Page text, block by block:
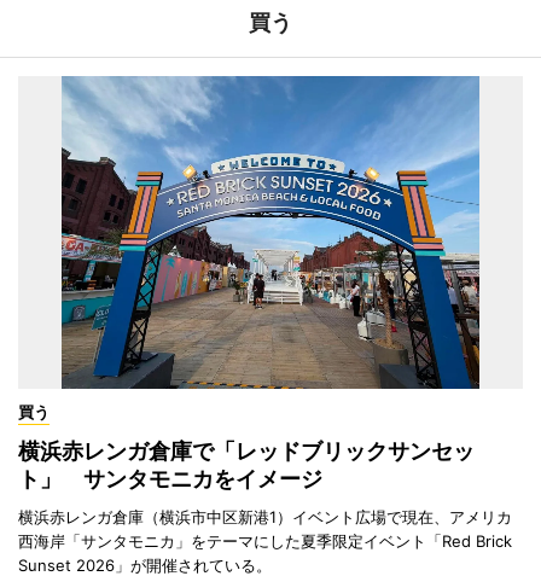
買う
買う
横浜赤レンガ倉庫で「レッドブリックサンセッ
ト」 サンタモニカをイメージ
横浜赤レンガ倉庫（横浜市中区新港1）イベント広場で現在、アメリカ
西海岸「サンタモニカ」をテーマにした夏季限定イベント「Red Brick
Sunset 2026」が開催されている。